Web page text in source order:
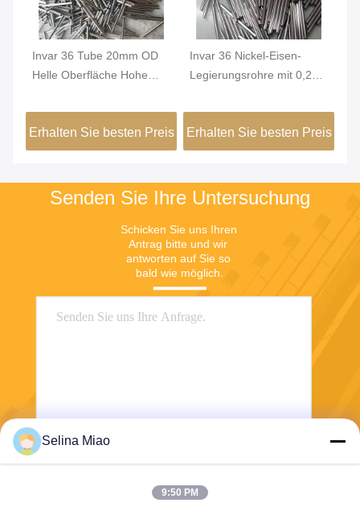
Invar 36 Tube 20mm OD
Helle Oberfläche Hohe
FeNi36 Legierung
Präzisionsröhren
Erhalten Sie besten Preis
Invar 36 Nickel-Eisen-
Legierungsrohre mit 0,2
Außendurchmesser und
heller Oberfläche für hohe
Dimensionsstabilität in
Erhalten Sie besten Preis
Senden Sie Ihre Untersuchung
Schicken Sie uns Ihren
Antrag bitte und wir
antworten auf Sie so
bald wie möglich.
Senden Sie
Selina Miao
9:50 PM